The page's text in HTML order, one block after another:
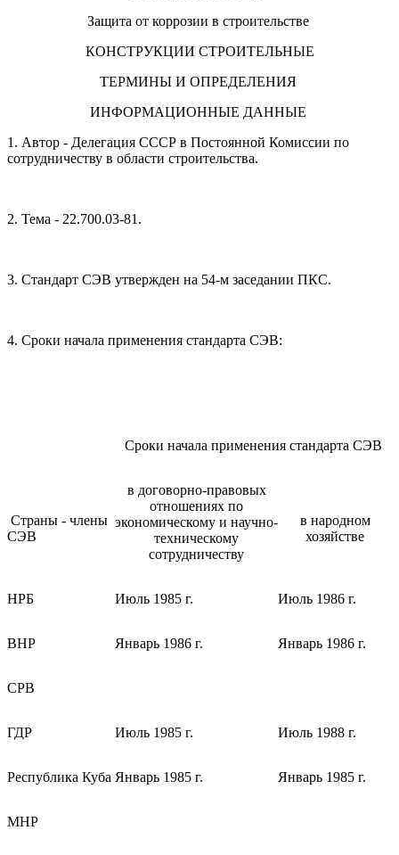
Защита от коррозии в строительстве
КОНСТРУКЦИИ СТРОИТЕЛЬНЫЕ
ТЕРМИНЫ И ОПРЕДЕЛЕНИЯ
ИНФОРМАЦИОННЫЕ ДАННЫЕ
1. Автор - Делегация СССР в Постоянной Комиссии по
сотрудничеству в области строительства.
2. Тема - 22.700.03-81.
3. Стандарт СЭВ утвержден на 54-м заседании ПКС.
4. Сроки начала применения стандарта СЭВ:
Сроки начала применения стандарта СЭВ
Страны - члены
СЭВ
в договорно-правовых
отношениях по
экономическому и научно-
техническому
сотрудничеству
в народном
хозяйстве
НРБ Июль 1985 г. Июль 1986 г.
ВНР Январь 1986 г. Январь 1986 г.
СРВ
ГДР Июль 1985 г. Июль 1988 г.
Республика Куба Январь 1985 г. Январь 1985 г.
МНР